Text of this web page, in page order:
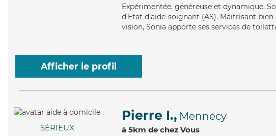
Expérimentée, généreuse et dynamique,
d'Etat d'aide-soignant (AS). Maitrisant
vision, Sonia apporte ses services de
Afficher le profil
SÉRIEUX
Pierre I., Mennecy
à 5km de chez Vous